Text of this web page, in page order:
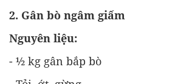
2. Gân bò ngâm giấm
Nguyên liệu:
- ½ kg gân bắp bò